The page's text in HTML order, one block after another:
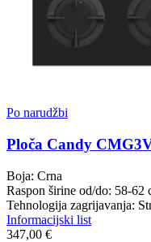
Po narudžbi
Ploča Candy
Boja: Crna
Raspon širine od/do: 58-62
Tehnologija zagrijavanja:
Informacijski list
347,00 €